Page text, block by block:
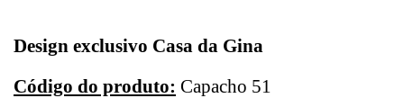
Design exclusivo Casa da Gina
Código do produto: Capacho 51